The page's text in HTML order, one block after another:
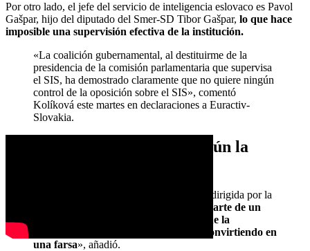
Por otro lado, el jefe del servicio de inteligencia eslovaco es Pavol
Gašpar, hijo del diputado del Smer-SD Tibor Gašpar, lo que hace
imposible una supervisión efectiva de la institución.
«La coalición gubernamental, al destituirme de la
presidencia de la comisión parlamentaria que supervisa
el SIS, ha demostrado claramente que no quiere ningún
control de la oposición sobre el SIS», comentó
Kolíková este martes en declaraciones a Euractiv-
Slovakia.
Una farsa de democracia, según la
«El hecho de que la comisión esté ahora dirigida por la
forma parte de un
panorama más amplio que muestra que la
democracia en el Parlamento se está convirtiendo en
una farsa», añadió.